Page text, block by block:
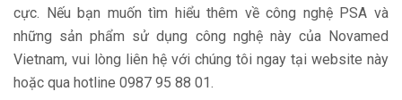
cực. Nếu bạn muốn tìm hiểu thêm về công nghệ PSA và
những sản phẩm sử dụng công nghệ này của Novamed
Vietnam, vui lòng liên hệ với chúng tôi ngay tại website này
hoặc qua hotline 0987 95 88 01.